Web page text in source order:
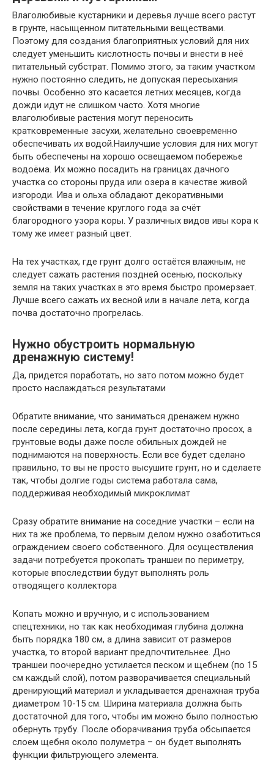
Влаголюбивые кустарники и деревья лучше всего растут
в грунте, насыщенном питательными веществами.
Поэтому для создания благоприятных условий для них
следует уменьшить кислотность почвы и внести в неё
питательный субстрат. Помимо этого, за таким участком
нужно постоянно следить, не допуская пересыхания
почвы. Особенно это касается летних месяцев, когда
дожди идут не слишком часто. Хотя многие
влаголюбивые растения могут переносить
кратковременные засухи, желательно своевременно
обеспечивать их водой.Наилучшие условия для них могут
быть обеспечены на хорошо освещаемом побережье
водоёма. Их можно посадить на границах дачного
участка со стороны пруда или озера в качестве живой
изгороди. Ива и ольха обладают декоративными
свойствами в течение круглого года за счёт
благородного узора коры. У различных видов ивы кора к
тому же имеет разный цвет.
На тех участках, где грунт долго остаётся влажным, не
следует сажать растения поздней осенью, поскольку
земля на таких участках в это время быстро промерзает.
Лучше всего сажать их весной или в начале лета, когда
почва достаточно прогрелась.
Нужно обустроить нормальную
дренажную систему!
Да, придется поработать, но зато потом можно будет
просто наслаждаться результатами
Обратите внимание, что заниматься дренажем нужно
после середины лета, когда грунт достаточно просох, а
грунтовые воды даже после обильных дождей не
поднимаются на поверхность. Если все будет сделано
правильно, то вы не просто высушите грунт, но и сделаете
так, чтобы долгие годы система работала сама,
поддерживая необходимый микроклимат
Сразу обратите внимание на соседние участки – если на
них та же проблема, то первым делом нужно озаботиться
ограждением своего собственного. Для осуществления
задачи потребуется прокопать траншеи по периметру,
которые впоследствии будут выполнять роль
отводящего коллектора
Копать можно и вручную, и с использованием
спецтехники, но так как необходимая глубина должна
быть порядка 180 см, а длина зависит от размеров
участка, то второй вариант предпочтительнее. Дно
траншеи поочередно устилается песком и щебнем (по 15
см каждый слой), потом разворачивается специальный
дренирующий материал и укладывается дренажная труба
диаметром 10-15 см. Ширина материала должна быть
достаточной для того, чтобы им можно было полностью
обернуть трубу. После оборачивания труба обсыпается
слоем щебня около полуметра – он будет выполнять
функции фильтрующего элемента.